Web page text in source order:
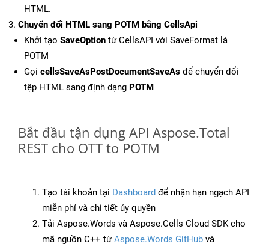
HTML.
Chuyển đổi HTML sang POTM bằng CellsApi
Khởi tạo SaveOption từ CellsAPI với SaveFormat là
POTM
Gọi cellsSaveAsPostDocumentSaveAs để chuyển đổi
tệp HTML sang định dạng POTM
Bắt đầu tận dụng API Aspose.Total
REST cho OTT to POTM
Tạo tài khoản tại Dashboard để nhận hạn ngạch API
miễn phí và chi tiết ủy quyền
Tải Aspose.Words và Aspose.Cells Cloud SDK cho
mã nguồn C++ từAspose.Words GitHub và